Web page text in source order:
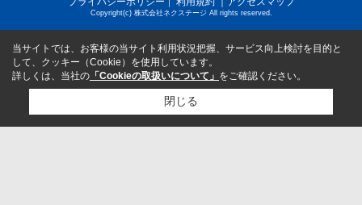
Copyright(c) 株式会社ネクステージ All rights reserved.
当サイトでは、お客様の当サイト利用状況把握、サービス向上検討を目的と
して、クッキー（Cookie）を使用しています。
詳しくは、当社の 「Cookieの取扱いについて」 をご確認ください。
閉じる